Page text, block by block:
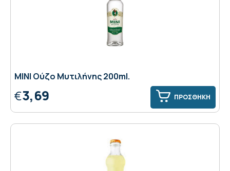
ΜΙΝΙ Ούζο Μυτιλήνης 200ml.
€3,69 ΠΡΟΣΘΗΚΗ